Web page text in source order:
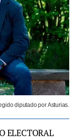
diputado por Asturias.
ELECTORAL